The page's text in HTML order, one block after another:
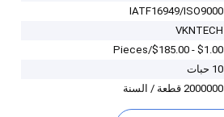
IATF16949/ISO9000
VKNTECH
$1.00 - $185.00/Pieces
10 حبات
2000000 قطعة / السنة